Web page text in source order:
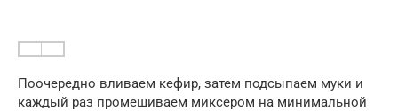
Поочередно вливаем кефир, затем подсыпаем муки и
каждый раз промешиваем миксером на минимальной